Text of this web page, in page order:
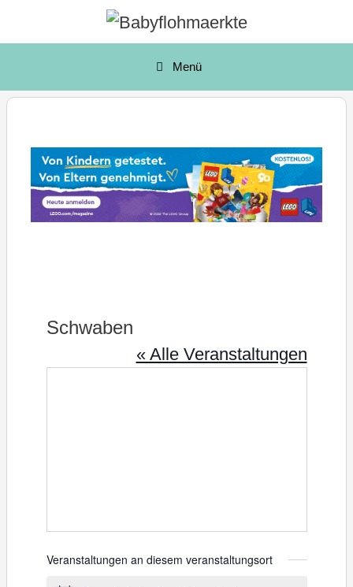
Inhalt
Menü
Schwaben
« Alle Veranstaltungen
Veranstaltungen an diesem veranstaltungsort